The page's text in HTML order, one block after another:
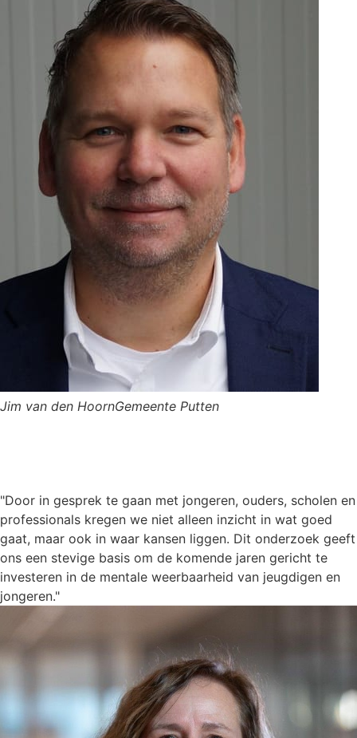
Jim van den HoornGemeente Putten
"Door in gesprek te gaan met jongeren, ouders, scholen en
professionals kregen we niet alleen inzicht in wat goed
gaat, maar ook in waar kansen liggen. Dit onderzoek geeft
ons een stevige basis om de komende jaren gericht te
investeren in de mentale weerbaarheid van jeugdigen en
jongeren."